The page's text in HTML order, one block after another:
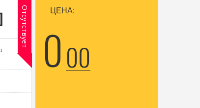
Отсутствует ЦЕНА:
000